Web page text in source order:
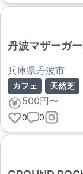
丹波マザーガ
兵庫県丹波市
カフェ 天然芝
500円〜
0 0